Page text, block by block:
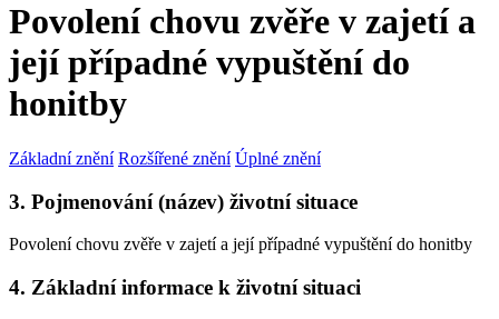
Povolení chovu zvěře v zajetí a
její případné vypuštění do
honitby
Základní znění Rozšířené znění Úplné znění
3. Pojmenování (název) životní situace
Povolení chovu zvěře v zajetí a její případné vypuštění do honitby
4. Základní informace k životní situaci